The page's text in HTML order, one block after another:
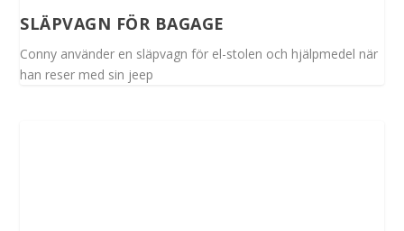
SLÄPVAGN FÖR BAGAGE
Conny använder en släpvagn för el-stolen och hjälpmedel när
han reser med sin jeep